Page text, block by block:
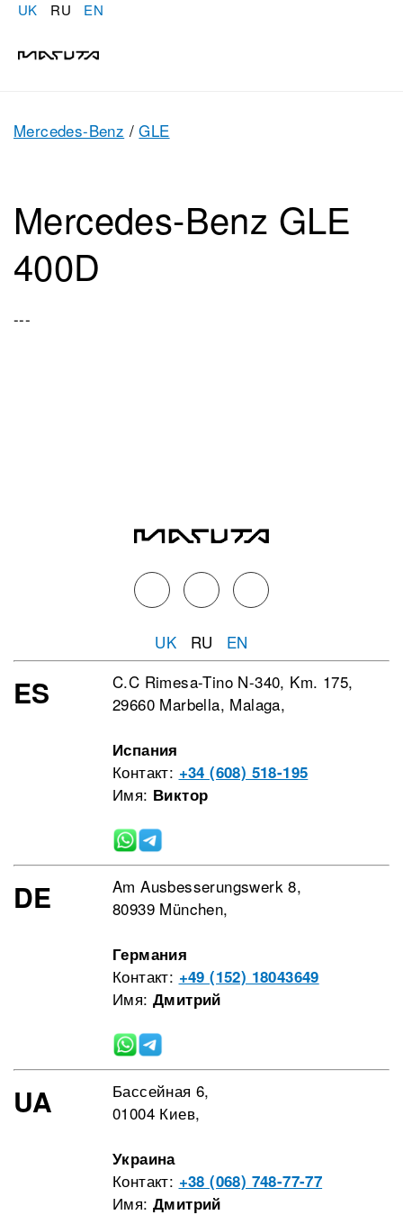
UK RU EN
Mercedes-Benz / GLE
Mercedes-Benz GLE
400D
---
UK RU EN
ES
C.C Rimesa-Tino N-340, Km. 175,
29660 Marbella, Malaga,
Испания
Контакт: +34 (608) 518-195
Имя: Виктор
DE
Am Ausbesserungswerk 8,
80939 München,
Германия
Контакт: +49 (152) 18043649
Имя: Дмитрий
UA
Бассейная 6,
01004 Киев,
Украина
Контакт: +38 (068) 748-77-77
Имя: Дмитрий